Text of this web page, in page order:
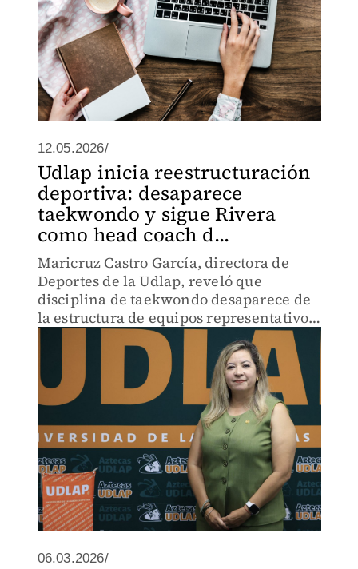
12.05.2026/
Udlap inicia reestructuración
deportiva: desaparece
taekwondo y sigue Rivera
como head coach d...
Maricruz Castro García, directora de
Deportes de la Udlap, reveló que
disciplina de taekwondo desaparece de
la estructura de equipos representativos
de los Aztecas.
06.03.2026/